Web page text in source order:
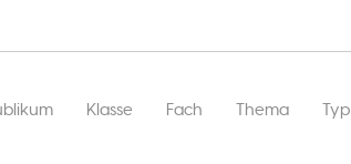
Klasse Fach Thema Typ